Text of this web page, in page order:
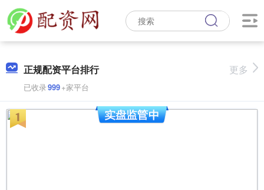
正规配资平台排行
已收录999+家平台
更多